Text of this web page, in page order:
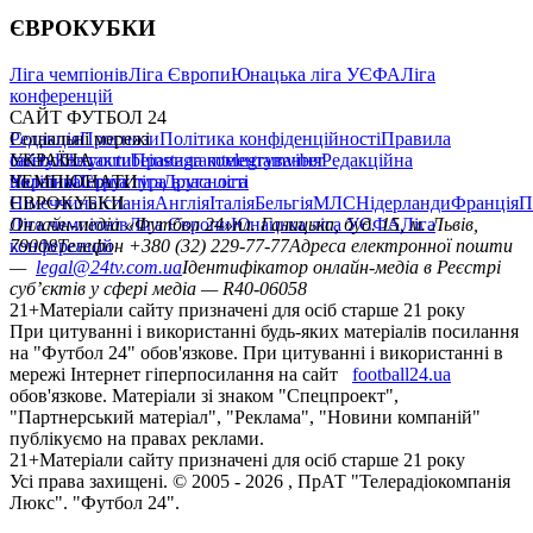
ЄВРОКУБКИ
Ліга чемпіонівЛіга ЄвропиЮнацька ліга УЄФАЛіга
конференцій
САЙТ ФУТБОЛ 24
РедакціяПрогнозиПолітика конфіденційностіПравила
сайтуКонтактиПравила коментуванняРедакційна
політикаСтруктура власності
Соціальні мережі
facebookxyoutubeinstagramtelegramviber
УКРАЇНА
УкраїнаПерша лігаДруга ліга
ЧЕМПІОНАТИ
НімеччинаІспаніяАнгліяІталіяБельгіяМЛСНідерландиФранція
ЄВРОКУБКИ
Ліга чемпіонівЛіга ЄвропиЮнацька ліга УЄФАЛіга
конференцій
Онлайн-медіа «Футбол 24»пл. Галицька, буд. 15, м. Львів,
79008Телефон +380 (32) 229-77-77Адреса електронної пошти
— legal@24tv.com.uaІдентифікатор онлайн-медіа в Реєстрі
суб’єктів у сфері медіа — R40-06058
21+Матеріали сайту призначені для осіб старше 21 року
При цитуванні і використанні будь-яких матеріалів посилання
на "Футбол 24" обов'язкове. При цитуванні і використанні в
мережі Інтернет гіперпосилання на сайт
football24.ua
обов'язкове. Матеріали зі знаком "Спецпроект",
"Партнерський матеріал", "Реклама", "Новини компаній"
публікуємо на правах реклами.
21+Матеріали сайту призначені для осіб старше 21 року
Усi права захищенi. © 2005 - 2026 , ПрАТ "Телерадіокомпанія
Люкс". "Футбол 24".